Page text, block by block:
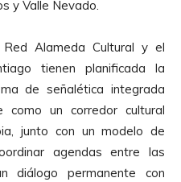
y Valle Nevado.
Alameda Cultural y el
tienen planificada la
de señalética integrada
un corredor cultural
junto con un modelo de
agendas entre las
diálogo permanente con